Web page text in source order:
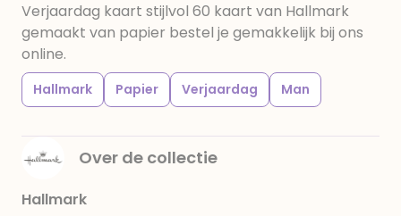
Verjaardag kaart stijlvol 60 kaart van Hallmark
gemaakt van papier bestel je gemakkelijk bij ons
online.
Hallmark Papier Verjaardag Man
Over de collectie
Hallmark